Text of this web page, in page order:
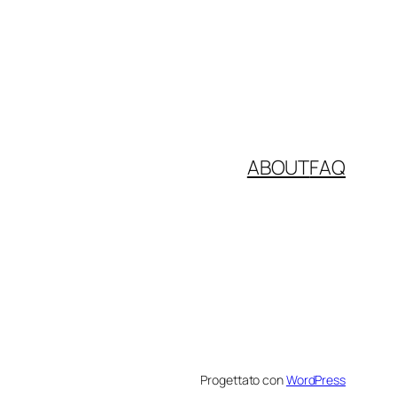
ABOUTFAQ
Progettato conWordPress